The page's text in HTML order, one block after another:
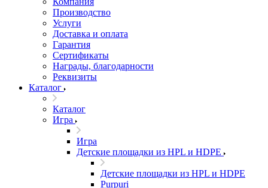
Производство
Услуги
Доставка и оплата
Гарантия
Сертификаты
Награды, благодарности
Реквизиты
Каталог
Каталог
Игра
Игра
Детские площадки из HPL и HDPE
Детские площадки из HPL и HDPE
Purpuri